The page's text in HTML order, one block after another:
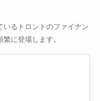
いるトロントのファイナン
に登場します。